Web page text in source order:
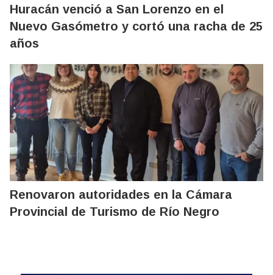
Huracán venció a San Lorenzo en el
Nuevo Gasómetro y cortó una racha de 25
años
Renovaron autoridades en la Cámara
Provincial de Turismo de Río Negro